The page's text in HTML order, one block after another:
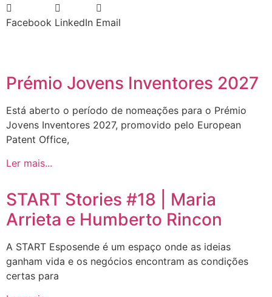
Facebook LinkedIn Email
Prémio Jovens Inventores 2027
Está aberto o período de nomeações para o Prémio
Jovens Inventores 2027, promovido pelo European
Patent Office,
Ler mais...
START Stories #18 | Maria
Arrieta e Humberto Rincon
A START Esposende é um espaço onde as ideias
ganham vida e os negócios encontram as condições
certas para